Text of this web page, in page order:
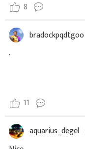
8
bradockpqdtgoo
.
11
aquarius_degel